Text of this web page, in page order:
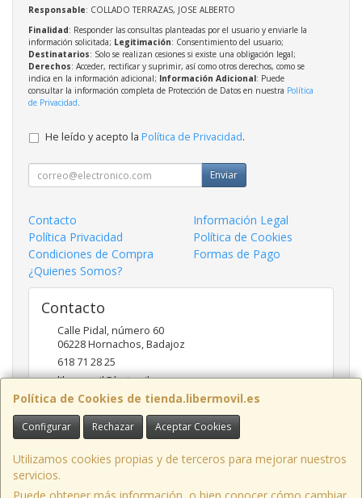
Política de Cookies de tienda.libermovil.es
Configurar Rechazar Aceptar Cookies
Utilizamos cookies propias y de terceros para mejorar nuestros
servicios.
Responsable: COLLADO TERRAZAS, JOSE ALBERTO
Finalidad: Responder las consultas planteadas por el usuario y enviarle la
información solicitada; Legitimación: Consentimiento del usuario;
Destinatarios: Solo se realizan cesiones si existe una obligación legal;
Derechos: Acceder, rectificar y suprimir, así como otros derechos, como se
indica en la información adicional; Información Adicional: Puede
consultar la información completa de Protección de Datos en nuestra Política
de Privacidad.
He leído y acepto la Política de Privacidad.
Enviar
Contacto
Información Legal
Política Privacidad
Política de Cookies
Condiciones de Compra
Formas de Pago
¿Quienes Somos?
Contacto
Calle Pidal, número 60
06228Hornachos,Badajoz
618 71 28 25
libermovil@hotmail.com
Horario
De Lunes a Viernes 10:00 a 14:00 - 17;30 a 20;30